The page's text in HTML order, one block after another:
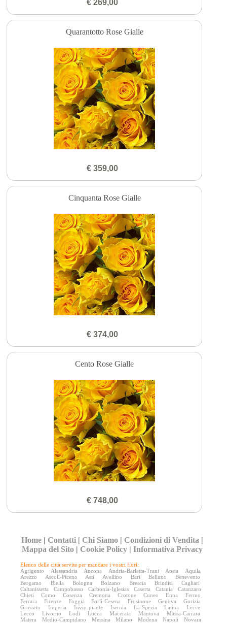
€ 269,00
Quarantotto Rose Gialle
€ 359,00
Cinquanta Rose Gialle
€ 374,00
Cento Rose Gialle
€ 748,00
Home | Contatti | Chi Siamo | Condizioni di Vendita |
Mappa del Sito | Cookie Policy |Informativa Privacy
Elenco delle città servite per mandare i vostri fiori:
Agrigento
Alessandria Ancona Andria-Barletta-Trani Aosta
Aquila
Arezzo
Ascoli-Piceno Asti Avellino Bari Belluno
Benevento
Bergamo
Biella Bologna Bolzano Brescia Brindisi
Cagliari
Caltanissetta
Campobasso Carbonia-Iglesias Caserta Catania
Catanzaro
Chieti
Como Cosenza Cremona Crotone Cuneo Enna
Fermo
Ferrara
Firenze Foggia Forlì-Cesena Frosinone Genova
Gorizia
Grosseto
Imperia Invio-piante Isernia La-Spezia Latina
Lecce
Lecco
Livorno Lodi Lucca Macerata Mantova
Massa-Carrara
Matera
Medio-Campidano Messina Milano Modena Napoli
Novara